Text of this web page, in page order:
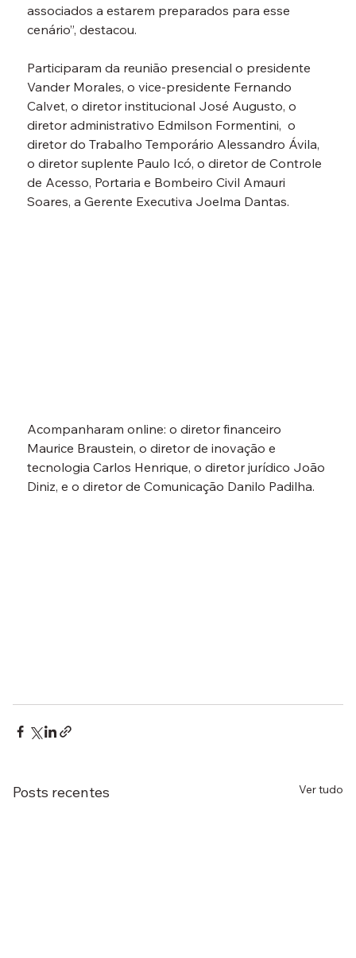
associados a estarem preparados para esse
cenário”, destacou.
Participaram da reunião presencial o presidente
Vander Morales, o vice-presidente Fernando
Calvet, o diretor institucional José Augusto, o
diretor administrativo Edmilson Formentini,  o
diretor do Trabalho Temporário Alessandro Ávila,
o diretor suplente Paulo Icó, o diretor de Controle
de Acesso, Portaria e Bombeiro Civil Amauri
Soares, a Gerente Executiva Joelma Dantas.
Acompanharam online: o diretor financeiro
Maurice Braustein, o diretor de inovação e
tecnologia Carlos Henrique, o diretor jurídico João
Diniz, e o diretor de Comunicação Danilo Padilha.
Posts recentes Ver tudo